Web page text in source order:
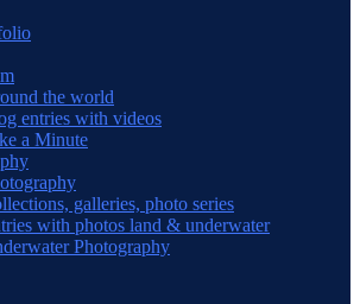
the world
entries with videos
a Minute
galleries, photo series
with photos land & underwater
Photography